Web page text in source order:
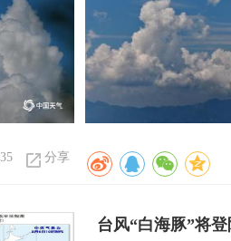
分享
台风“白海豚”将